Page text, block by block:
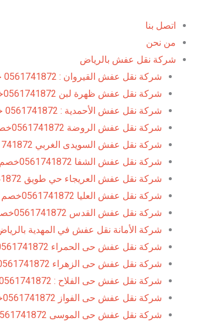
المحتوى
اتصل بنا
من نحن
شركة نقل عفش بالرياض
شركة نقل عفش القيروان : 0561741872 خصم 50% اتصل الآن
شركة نقل عفش ظهرة لبن 0561741872خصم 50% اتصل الآن
شركة نقل عفش الأحمدية : 0561741872 خصم 50% اتصل الآن
شركة نقل عفش الروضة 0561741872خصم 50% اتصل الآن
شركة نقل عفش السويدى الغربي 0561741872خصم 50% اتصل الآن
شركة نقل عفش الشفا 0561741872خصم 50% اتصل الآن
شركة نقل عفش العريجاء حي طويق 0561741872خصم 50% اتصل الآن
شركة نقل عفش العليا 0561741872خصم 50% اتصل الآن
شركة نقل عفش القدس 0561741872خصم 50% اتصل الآن
شركة الأمانة نقل عفش في المهدية بالرياض :
شركة نقل عفش حى الحمراء 0561741872خصم 50% اتصل الآن
شركة نقل عفش حى الزهراء 0561741872خصم 50% اتصل الآن
شركة نقل عفش حى الفلاح : 0561741872 خصم 50% اتصل الآن
شركة نقل عفش حى الفواز 0561741872خصم 50% اتصل الآن
شركة نقل عفش حى الموسى 0561741872خصم 50% اتصل الآن